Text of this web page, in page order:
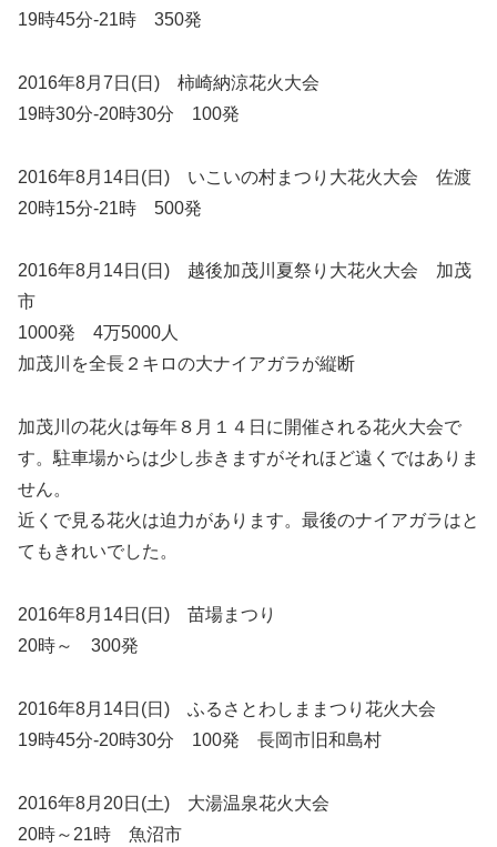
19時45分-21時 350発
2016年8月7日(日) 柿崎納涼花火大会
19時30分-20時30分 100発
2016年8月14日(日) いこいの村まつり大花火大会 佐渡
20時15分-21時 500発
2016年8月14日(日) 越後加茂川夏祭り大花火大会 加茂
市
1000発 4万5000人
加茂川を全長２キロの大ナイアガラが縦断
加茂川の花火は毎年８月１４日に開催される花火大会で
す。駐車場からは少し歩きますがそれほど遠くではありま
せん。
近くで見る花火は迫力があります。最後のナイアガラはと
てもきれいでした。
2016年8月14日(日) 苗場まつり
20時～ 300発
2016年8月14日(日) ふるさとわしままつり花火大会
19時45分-20時30分 100発 長岡市旧和島村
2016年8月20日(土) 大湯温泉花火大会
20時～21時 魚沼市